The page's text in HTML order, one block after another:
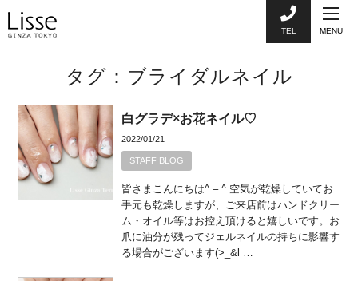
TEL MENU
タグ：ブライダルネイル
白グラデ×お花ネイル♡
2022/01/21
STAFF BLOG
皆さまこんにちは^ – ^ 空気が乾燥していてお
手元も乾燥しますが、ご来店前はハンドクリー
ム・オイル等はお控え頂けると嬉しいです。お
爪に油分が残ってジェルネイルの持ちに影響す
る場合がございます(>_&l …